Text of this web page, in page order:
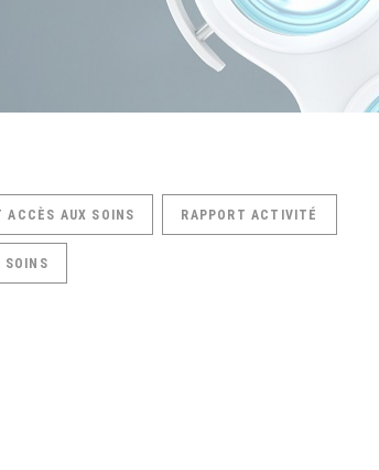
ACCÈS AUX SOINS RAPPORT ACTIVITÉ
SOINS